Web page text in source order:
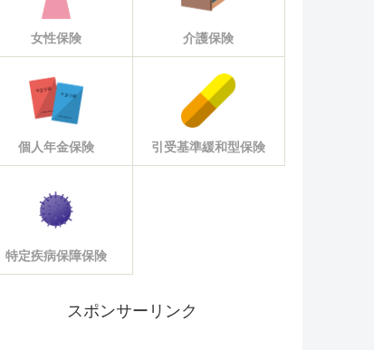
女性保険 介護保険
個人年金保険 引受基準緩和型保険
特定疾病保障保険
スポンサーリンク